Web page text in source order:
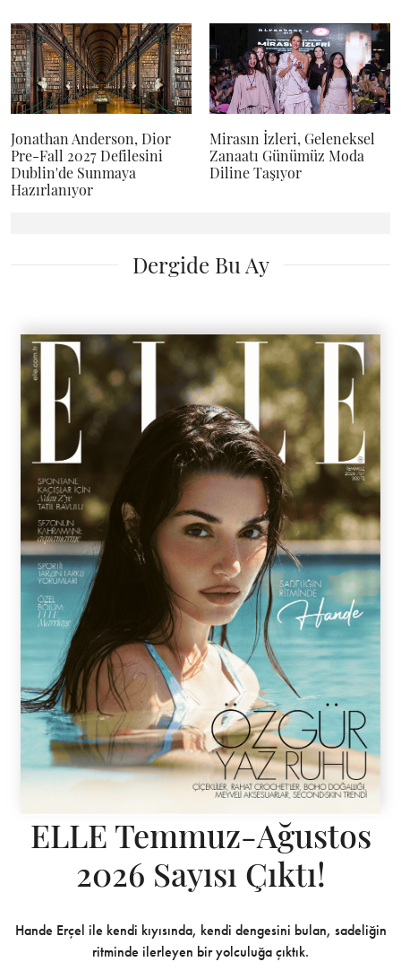
Jonathan Anderson, Dior
Pre-Fall 2027 Defilesini
Dublin'de Sunmaya
Hazırlanıyor
Mirasın İzleri, Geleneksel
Zanaatı Günümüz Moda
Diline Taşıyor
Dergide Bu Ay
ELLE Temmuz-Ağustos
2026 Sayısı Çıktı!
Hande Erçel ile kendi kıyısında, kendi dengesini bulan, sadeliğin
ritminde ilerleyen bir yolculuğa çıktık.